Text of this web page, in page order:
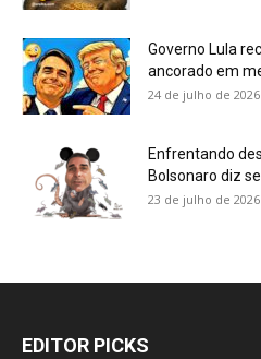
Governo Lula
ancorado em
24 de julho de 2026
Enfrentando
Bolsonaro diz
23 de julho de 2026
EDITOR PICKS